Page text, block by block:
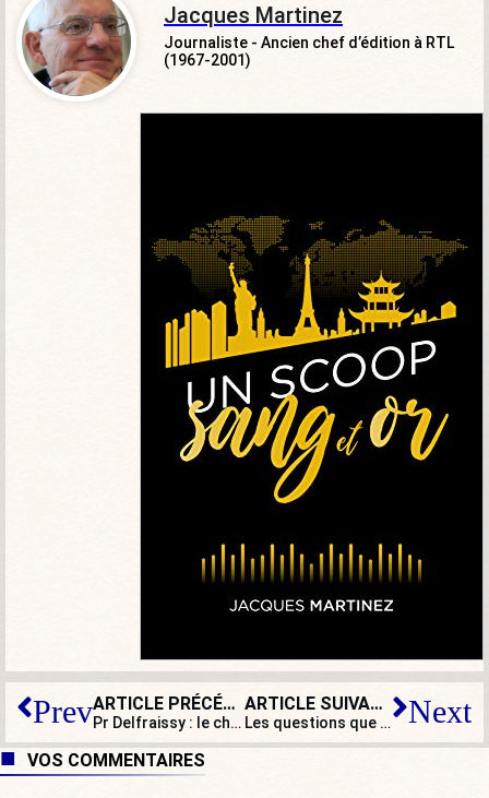
Jacques Martinez
Journaliste - Ancien chef d’édition à RTL
(1967-2001)
Prev ARTICLE PRÉCÉDENT
Pr Delfraissy : le châtiment ?
ARTICLE SUIVANT
Les questions que posent le départ de Brune Poirson et sa double nationalité à notre démocratie Next
VOS COMMENTAIRES